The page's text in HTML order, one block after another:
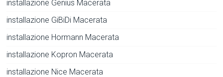
installazione Genius Macerata
installazione GiBiDi Macerata
installazione Hormann Macerata
installazione Kopron Macerata
installazione Nice Macerata